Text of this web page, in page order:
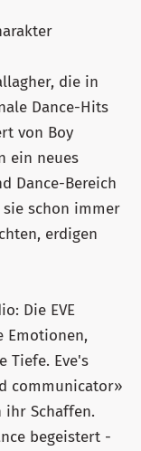
die in
Dance-Hits
von Boy
ein neues
Dance-Bereich
schon immer
erdigen
Die EVE
Emotionen,
Tiefe. Eve's
communicator»
ihr Schaffen.
begeistert -